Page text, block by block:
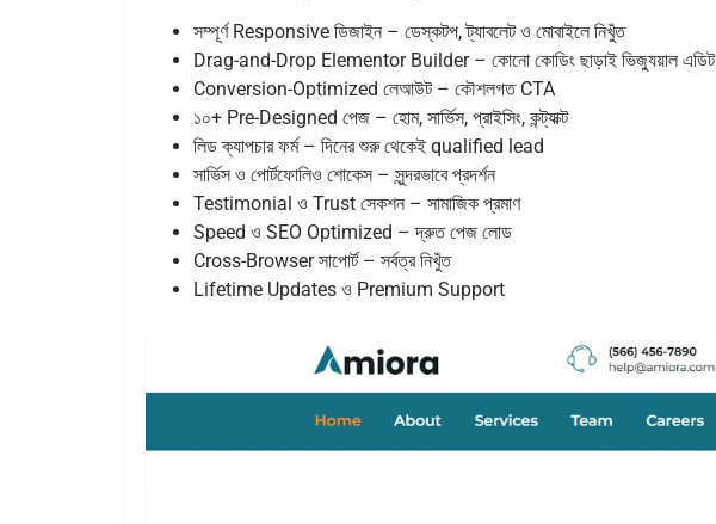
সম্পূর্ণ Responsive ডিজাইন – ডেস্কটপ, ট্যাবলেট ও মোবাইলে নিখুঁত
Drag-and-Drop Elementor Builder – কোনো কোডিং ছাড়াই ভিজ্যুয়াল এডিট
Conversion-Optimized লেআউট – কৌশলগত CTA
১০+ Pre-Designed পেজ – হোম, সার্ভিস, প্রাইসিং, কন্ট্যাক্ট
লিড ক্যাপচার ফর্ম – দিনের শুরু থেকেই qualified lead
সার্ভিস ও পোর্টফোলিও শোকেস – সুন্দরভাবে প্রদর্শন
Testimonial ও Trust সেকশন – সামাজিক প্রমাণ
Speed ও SEO Optimized – দ্রুত পেজ লোড
Cross-Browser সাপোর্ট – সর্বত্র নিখুঁত
Lifetime Updates ও Premium Support